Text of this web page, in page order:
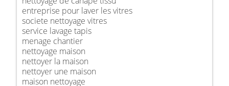
entreprise pour laver les vitres
societe nettoyage vitres
service lavage tapis
menage chantier
nettoyage maison
nettoyer la maison
nettoyer une maison
maison nettoyage